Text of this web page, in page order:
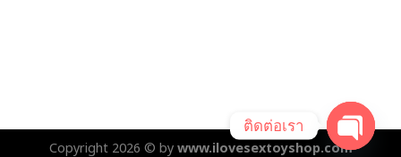
Copyright 2026 © bywww.ilovesextoyshop.com
ติดต่อเรา